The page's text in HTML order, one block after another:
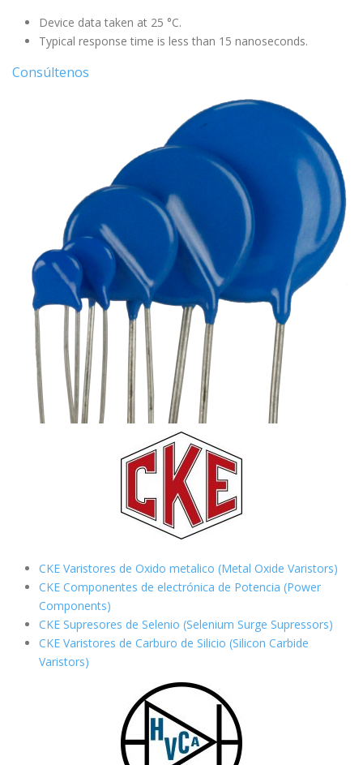
Device data taken at 25 °C.
Typical response time is less than 15 nanoseconds.
Consúltenos
CKE Varistores de Oxido metalico (Metal Oxide Varistors)
CKE Componentes de electrónica de Potencia (Power
Components)
CKE Supresores de Selenio (Selenium Surge Supressors)
CKE Varistores de Carburo de Silicio (Silicon Carbide
Varistors)